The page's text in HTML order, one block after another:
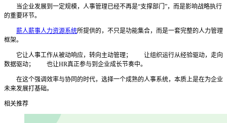
当企业发展到一定规模，人事管理已经不再是“支撑部门”，而是影响战略执行
的重要环节。
薪人薪事人力资源系统所提供的，不只是功能集合，而是一套完整的人力管理
框架。
它让人事工作从被动响应，转向主动管理；
让组织运行从经验驱动，走向
数据驱动；
也让HR真正参与到企业成长节奏中。
在这个强调效率与协同的时代，选择一个成熟的人事系统，本质上是在为企业
未来发展打基础。
相关推荐